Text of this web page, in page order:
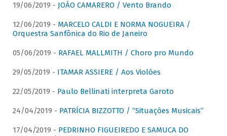
19/06/2019 - JOÃO CAMARERO / Vento Brando
12/06/2019 - MARCELO CALDI E NORMA NOGUEIRA /
Orquestra Sanfônica do Rio de Janeiro
05/06/2019 - RAFAEL MALLMITH / Choro pro Mundo
29/05/2019 - ITAMAR ASSIERE / Aos Violões
22/05/2019 - Paulo Bellinati interpreta Garoto
24/04/2019 - PATRÍCIA BIZZOTTO / “Situações Musicais”
17/04/2019 - PEDRINHO FIGUEIREDO E SAMUCA DO